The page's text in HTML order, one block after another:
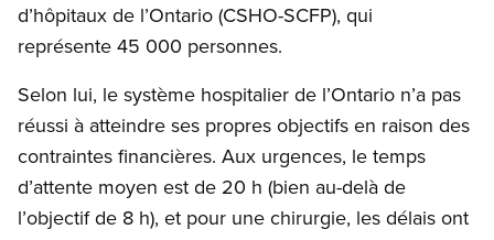
d’hôpitaux de l’Ontario (CSHO-SCFP), qui
représente 45 000 personnes.
Selon lui, le système hospitalier de l’Ontario n’a pas
réussi à atteindre ses propres objectifs en raison des
contraintes financières. Aux urgences, le temps
d’attente moyen est de 20 h (bien au-delà de
l’objectif de 8 h), et pour une chirurgie, les délais ont